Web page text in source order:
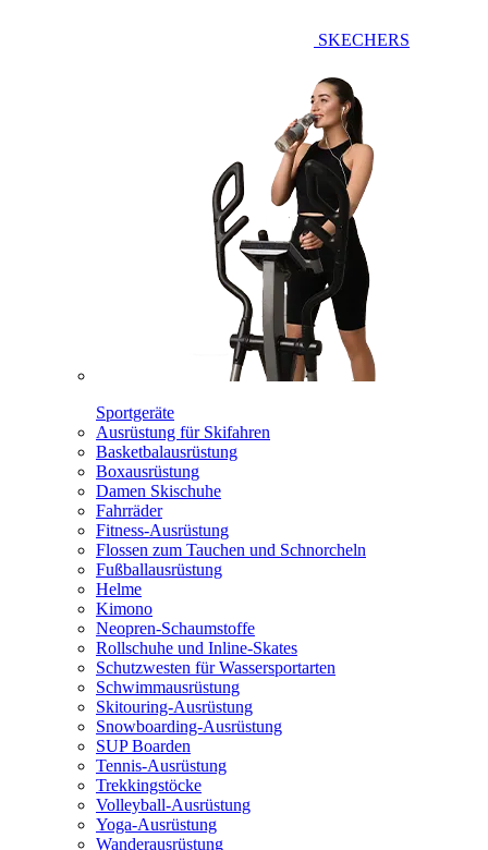
SKECHERS
Sportgeräte
Ausrüstung für Skifahren
Basketbalausrüstung
Boxausrüstung
Damen Skischuhe
Fahrräder
Fitness-Ausrüstung
Flossen zum Tauchen und Schnorcheln
Fußballausrüstung
Helme
Kimono
Neopren-Schaumstoffe
Rollschuhe und Inline-Skates
Schutzwesten für Wassersportarten
Schwimmausrüstung
Skitouring-Ausrüstung
Snowboarding-Ausrüstung
SUP Boarden
Tennis-Ausrüstung
Trekkingstöcke
Volleyball-Ausrüstung
Yoga-Ausrüstung
Wanderausrüstung